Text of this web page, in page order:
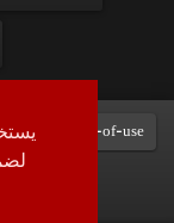
Terms-of-use